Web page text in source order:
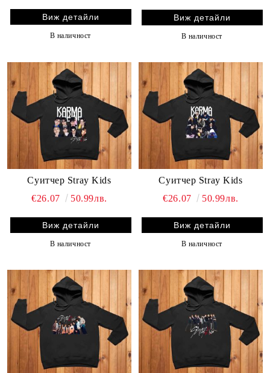
Виж детайли
В наличност
Виж детайли
В наличност
Суитчер Stray Kids
€26.07
50.99лв.
Виж детайли
В наличност
Суитчер Stray Kids
€26.07
50.99лв.
Виж детайли
В наличност